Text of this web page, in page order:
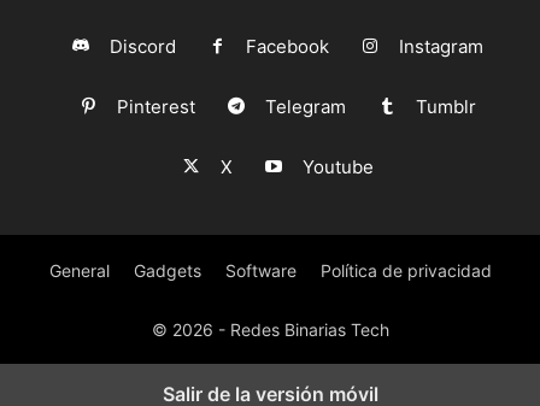
Discord Facebook Instagram
Pinterest Telegram Tumblr
X Youtube
General Gadgets Software Política de privacidad
© 2026 - Redes Binarias Tech
Salir de la versión móvil